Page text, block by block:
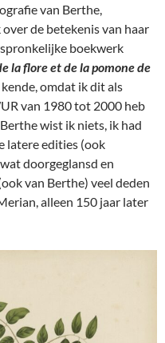
van Berthe,
de betekenis van haar
boekwerk
la flore et de la pomone de
omdat ik dit als
van 1980 tot 2000 heb
wist ik niets, ik had
latere edities (ook
doorgeglansd en
van Berthe) veel deden
alleen 150 jaar later